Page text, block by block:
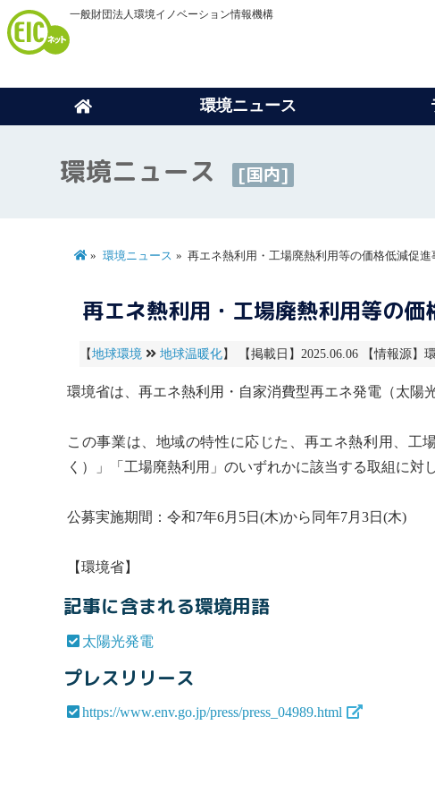
一般財団法人環境イノベーション情報機構
環境ニュース
環境ニュース [国内]
環境ニュース 再エネ熱利用・工場廃熱利用等の価格低減促
再エネ熱利用・工場廃熱利用等の
【地球環境 地球温暖化】 【掲載日】2025.06.06 【情報源】
環境省は、再エネ熱利用・自家消費型再エネ発電（太陽
この事業は、地域の特性に応じた、再エネ熱利用、工
く）」「工場廃熱利用」のいずれかに該当する取組に対
公募実施期間：令和7年6月5日(木)から同年7月3日(木)
【環境省】
記事に含まれる環境用語
太陽光発電
プレスリリース
https://www.env.go.jp/press/press_04989.html